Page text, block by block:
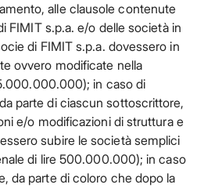
alle clausole contenute
FIMIT s.p.a. e/o delle società in
di FIMIT s.p.a. dovessero in
ovvero modificate nella
in caso di
parte di ciascun sottoscrittore,
e/o modificazioni di struttura e
subire le società semplici
di lire 500.000.000); in caso
da parte di coloro che dopo la